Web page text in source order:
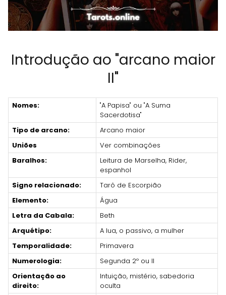
Introdução ao "arcano maior
II"
Nomes:
"A Papisa" ou "A Suma
Sacerdotisa"
Tipo de arcano:
Arcano maior
Uniões
Ver combinações
Baralhos:
Leitura de Marselha, Rider,
espanhol
Signo relacionado:
Tarô de Escorpião
Elemento:
Água
Letra da Cabala:
Beth
Arquétipo:
A lua, o passivo, a mulher
Temporalidade:
Primavera
Numerologia:
Segunda 2º ou II
Orientação ao
direito:
Intuição, mistério, sabedoria
oculta